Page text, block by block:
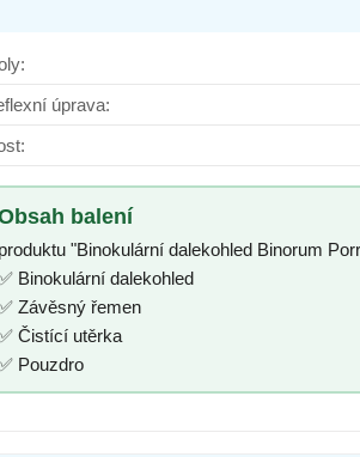
úprava:
balení
produktu "Binokulární dalekohled Binorum
Binokulární dalekohled
Závěsný řemen
Čistící utěrka
Pouzdro